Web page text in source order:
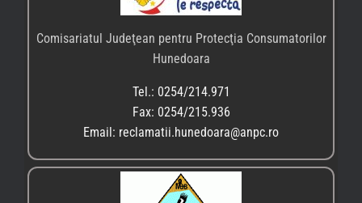
Comisariatul Judeţean pentru Protecţia Consumatorilor
Hunedoara
Tel.: 0254/214.971
Fax: 0254/215.936
Email: reclamatii.hunedoara@anpc.ro